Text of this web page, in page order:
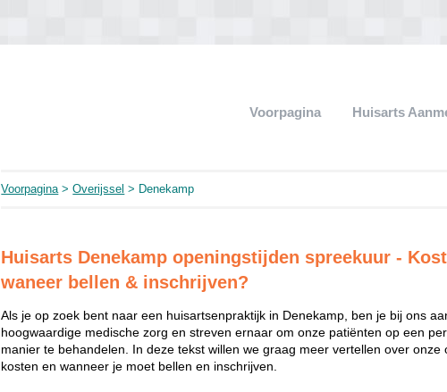
Voorpagina Huisarts
Voorpagina>Overijssel > Denekamp
Huisarts Denekamp openingstijden spreekuur -
waneer bellen & inschrijven?
Als je op zoek bent naar een huisartsenpraktijk in Denekamp, ben je bij ons
hoogwaardige medische zorg en streven ernaar om onze patiënten op een
manier te behandelen. In deze tekst willen we graag meer vertellen over onze
kosten en wanneer je moet bellen en inschrijven.